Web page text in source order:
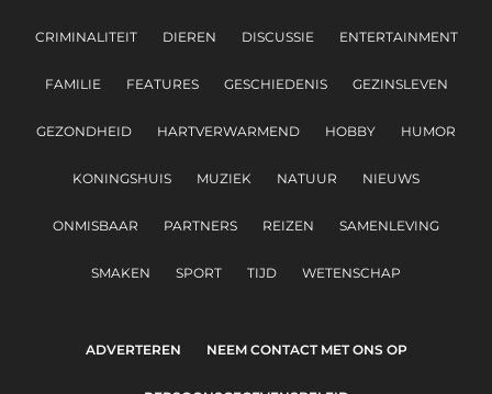
CRIMINALITEIT DIEREN DISCUSSIE ENTERTAINMENT
FAMILIE FEATURES GESCHIEDENIS GEZINSLEVEN
GEZONDHEID HARTVERWARMEND HOBBY HUMOR
KONINGSHUIS MUZIEK NATUUR NIEUWS
ONMISBAAR PARTNERS REIZEN SAMENLEVING
SMAKEN SPORT TIJD WETENSCHAP
ADVERTEREN NEEM CONTACT MET ONS OP